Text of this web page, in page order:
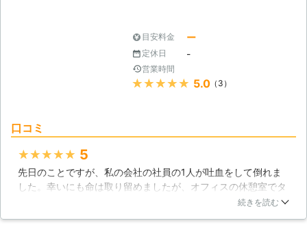
れるケースもあります。そのままにし
ておくと害虫などが発生してしまいま
すし、何より尊い命の供養をしないと
いけないので、特殊清掃を行う必要が
り尊重して大切なお荷物を一つ一つ丁
感じられない様に異臭や害虫も徹底し
て取り除き、元の暮らしやすい環境へ
目安料金 ー
定休日 -
営業時間
★★★★★ 5.0（3）
口コミ
★★★★★ 5
先日のことですが、私の会社の社員の1人が吐血をして倒れま
した。幸いにも命は取り留めましたが、オフィスの休憩室でタ
バコを吸っていたときに倒れたらしく、その部分に体液や血の
続きを読む